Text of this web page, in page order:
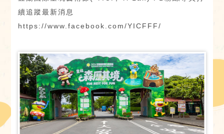
續追蹤最新消息
https://www.facebook.com/YICFFF/